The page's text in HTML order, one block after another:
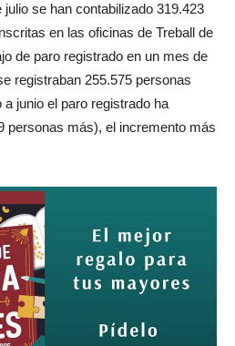
se han contabilizado 319.423
en las oficinas de Treball de
de paro registrado en un mes de
registraban 255.575 personas
junio el paro registrado ha
personas más), el incremento más